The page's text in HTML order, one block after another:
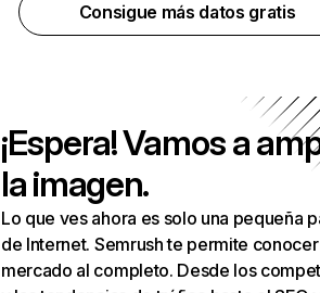
Consigue más datos gratis
¡Espera! Vamos a
la imagen.
Lo que ves ahora es solo una pequeña
de Internet. Semrush te permite
mercado al completo. Desde los